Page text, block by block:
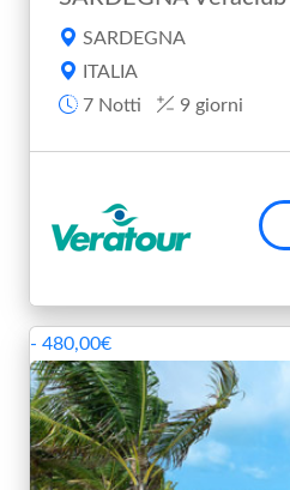
SARDEGNA
ITALIA
7 Notti
9 giorni
- 480,00€